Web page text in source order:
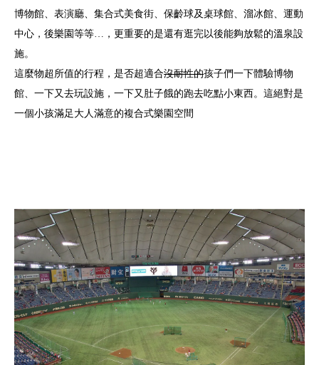
博物館、表演廳、集合式美食街、保齡球及桌球館、溜冰館、運動
中心，後樂園等等…，更重要的是還有逛完以後能夠放鬆的溫泉設
施。
這麼物超所值的行程，是否超適合沒耐性的孩子們一下體驗博物
館、一下又去玩設施，一下又肚子餓的跑去吃點小東西。這絕對是
一個小孩滿足大人滿意的複合式樂園空間